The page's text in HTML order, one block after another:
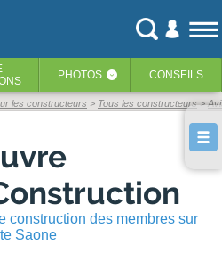
PHOTOS ‹ CONSEILS
les constructeurs Tous les constructeurs
construction des membres sur
Saone